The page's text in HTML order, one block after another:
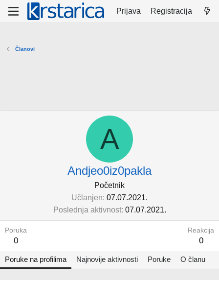
Prijava Registracija
Članovi
A
Andjeo0iz0pakla
Početnik
Učlanjen 07.07.2021.
Poslednja aktivnost 07.07.2021.
Poruka
0
Reakcija
0
Poruke na profilima Najnovije aktivnosti Poruke O članu